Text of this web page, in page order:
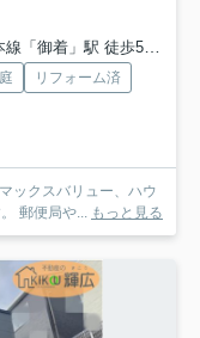
「御着」駅 徒歩53分
リフォーム済
ックスバリュー、ハウ
郵便局や... もっと見る